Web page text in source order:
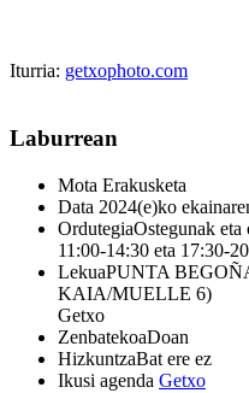
Iturria: getxophoto.com
Laburrean
Mota Erakusketa
Data 2024(e)ko
OrdutegiaOstegunak
11:00-14:30 eta 17:30-
LekuaPUNTA
KAIA/MUELLE 6)
Getxo
ZenbatekoaDoan
HizkuntzaBat ere ez
Ikusi agenda Getxo